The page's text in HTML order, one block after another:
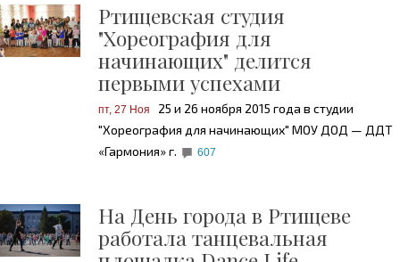
Ртищевская студия
"Хореография для
начинающих" делится
первыми успехами
пт, 27 Ноя
25 и 26 ноября 2015 года в студии
"Хореография для начинающих" МОУ ДОД — ДДТ
«Гармония» г.
607
На День города в Ртищеве
работала танцевальная